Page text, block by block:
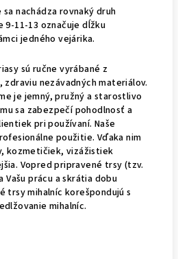
nachádza rovnaký druh
11-13 označuje dĺžku
jedného vejárika.
sú ručne vyrábané z
nezávadných materiálov.
je jemný, pružný a starostlivo
sa zabezpečí pohodlnosť a
pri používaní. Naše
použitie. Vďaka nim
kozmetičiek, vizážistiek
Vopred pripravené trsy (tzv.
Vašu prácu a skrátia dobu
trsy mihalníc korešpondujú s
mihalníc.